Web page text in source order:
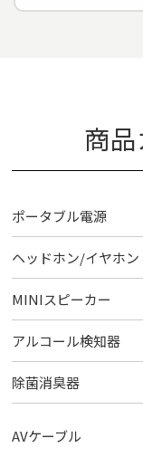
商
ポータブル電源
ヘッドホン/イヤホン
MINIスピーカー
アルコール検知器
除菌消臭器
AVケーブル